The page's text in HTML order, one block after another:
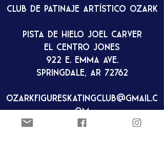
Club de patinaje artístico Ozark
Pista de hielo Joel Carver
El Centro Jones
922 E. Emma Ave.
Springdale, AR 72762
ozarkfigureskatingclub@gmail.c
om